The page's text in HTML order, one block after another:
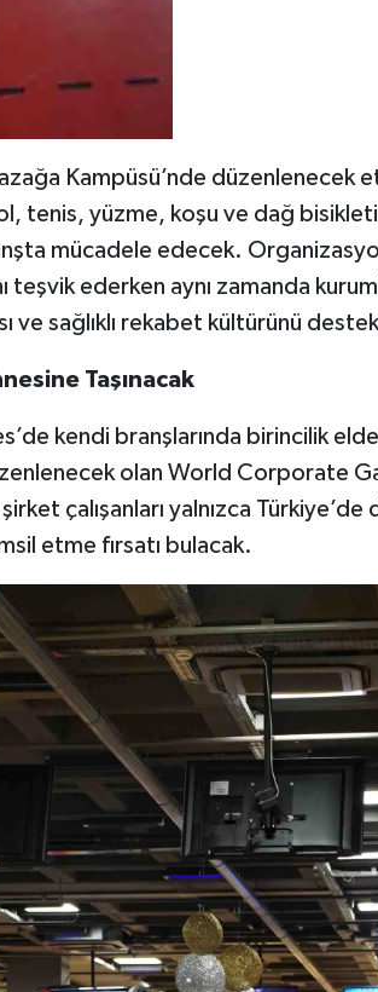
Kampüsü’nde düzenlenecek
tenis, yüzme, koşu ve dağ
mücadele edecek.
teşvik ederken aynı zamanda
ve sağlıklı rekabet kültürünü
Taşınacak
kendi branşlarında birincilik
olan World Corporate
çalışanları yalnızca Türkiye’de
etme fırsatı bulacak.